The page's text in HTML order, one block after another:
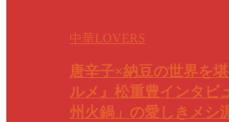
中華LOVERS
唐辛子×納豆の世界を
ルメ』松重豊インタビ
州火鍋」の愛しきメシ